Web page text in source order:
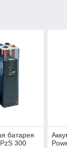
батарея
300